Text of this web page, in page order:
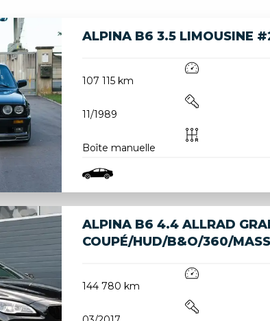
ALPINA B6 3.5 LIMOUSINE
107 115 km
11/1989
Boîte manuelle
ALPINA B6 4.4 ALLRAD
COUPÉ/HUD/B&O/360/
144 780 km